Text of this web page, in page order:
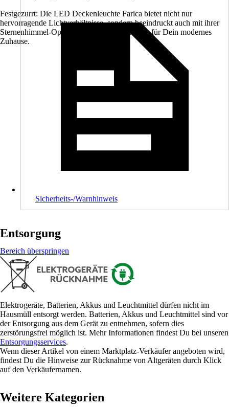
Festgezurrt: Die LED Deckenleuchte Farica bietet nicht nur
hervorragende Lichtverhältnisse, sondern beeindruckt auch mit ihrer
Sternenhimmel-Optik – eine ideale Ergänzung für Dein modernes
Zuhause.
Sicherheits-/Warnhinweis
Entsorgung
Bereich überspringen
Elektrogeräte, Batterien, Akkus und Leuchtmittel dürfen nicht im
Hausmüll entsorgt werden. Batterien, Akkus und Leuchtmittel sind vor
der Entsorgung aus dem Gerät zu entnehmen, sofern dies
zerstörungsfrei möglich ist. Mehr Informationen findest Du bei unseren
Entsorgungsservices.
Wenn dieser Artikel von einem Marktplatz-Verkäufer angeboten wird,
findest Du die Hinweise zur Rücknahme von Altgeräten durch Klick
auf den Verkäufernamen.
Weitere Kategorien